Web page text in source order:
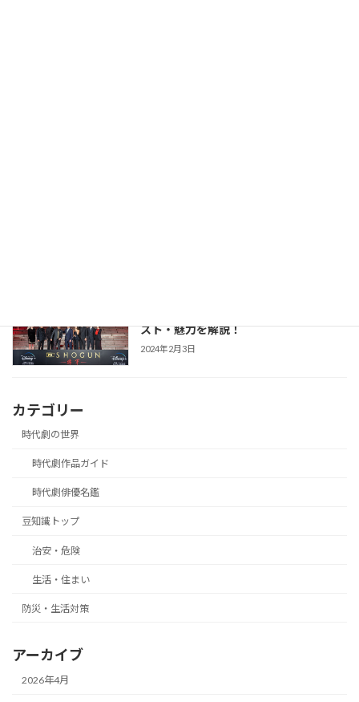
スト・魅力を解説！
2024年2月3日
カテゴリー
時代劇の世界
時代劇作品ガイド
時代劇俳優名鑑
豆知識トップ
治安・危険
生活・住まい
防災・生活対策
アーカイブ
2026年4月